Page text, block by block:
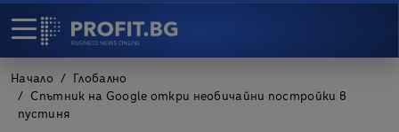
Начало
Глобално
Спътник на Google откри необичайни постройки в
пустиня